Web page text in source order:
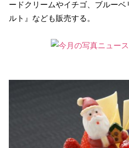
ードクリームやイチゴ、ブルーベ
ルト』なども販売する。